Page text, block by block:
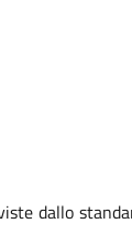
dallo